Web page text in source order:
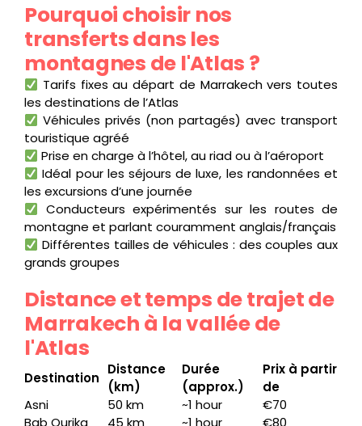
Pourquoi choisir nos
transferts dans les
montagnes de l'Atlas ?
Tarifs fixes au départ de Marrakech vers toutes
les destinations de l’Atlas
Véhicules privés (non partagés) avec transport
touristique agréé
Prise en charge à l’hôtel, au riad ou à l’aéroport
Idéal pour les séjours de luxe, les randonnées et
les excursions d’une journée
Conducteurs expérimentés sur les routes de
montagne et parlant couramment anglais/français
Différentes tailles de véhicules : des couples aux
grands groupes
Distance et temps de trajet de
Marrakech à la vallée de
l'Atlas
Destination
Distance
(km)
Durée
(approx.)
Prix à partir
de
Asni
50 km ~1 hour
€70
Bab Ourika
45 km ~1 hour
€80